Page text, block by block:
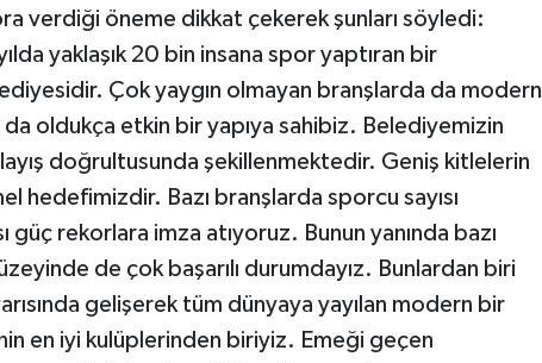
verdiği öneme dikkat çekerek şunları söyledi:
yaklaşık 20 bin insana spor yaptıran bir
Çok yaygın olmayan branşlarda da modern
oldukça etkin bir yapıya sahibiz. Belediyemizin
doğrultusunda şekillenmektedir. Geniş kitlelerin
hedefimizdir. Bazı branşlarda sporcu sayısı
güç rekorlara imza atıyoruz. Bunun yanında bazı
de çok başarılı durumdayız. Bunlardan biri
gelişerek tüm dünyaya yayılan modern bir
en iyi kulüplerinden biriyiz. Emeği geçen